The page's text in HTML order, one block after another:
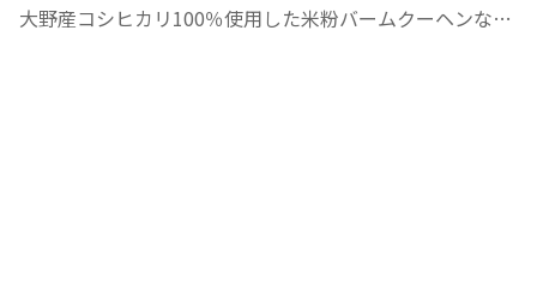
大野産コシヒカリ100％使用した米粉バームクーヘンなど